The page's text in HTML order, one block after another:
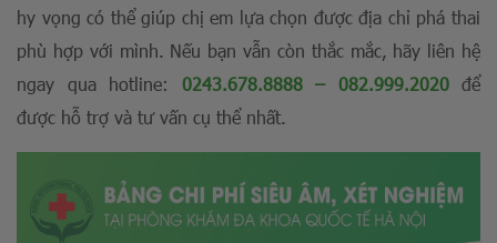
hy vọng có thể giúp chị em lựa chọn được địa chỉ phá thai
phù hợp với mình. Nếu bạn vẫn còn thắc mắc, hãy liên hệ
ngay qua hotline: 0243.678.8888– 082.999.2020 để
được hỗ trợ và tư vấn cụ thể nhất.